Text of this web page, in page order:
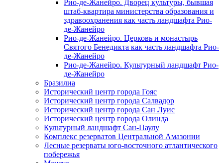
Рио-де-Жанейро. Дворец культуры, бывшая
штаб-квартира министерства образования и
здравоохранения как часть ландшафта Рио-
де-Жанейро
Рио-де-Жанейро. Церковь и монастырь
Святого Бенедикта как часть ландшафта Рио-
де-Жанейро
Рио-де-Жанейро. Культурный ландшафт Рио-
де-Жанейро
Бразилиа
Исторический центр города Гояс
Исторический центр города Салвадор
Исторический центр города Сан Луис
Исторический центр города Олинда
Культурный ландшафт Сан-Паулу
Комплекс резерватов Центральной Амазонии
Лесные резерваты юго-восточного атлантического
побережья